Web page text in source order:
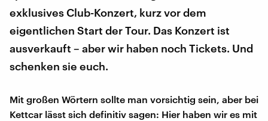
exklusives Club-Konzert, kurz vor dem
eigentlichen Start der Tour. Das Konzert ist
ausverkauft – aber wir haben noch Tickets. Und
schenken sie euch.
Mit großen Wörtern sollte man vorsichtig sein, aber bei
Kettcar lässt sich definitiv sagen: Hier haben wir es mit